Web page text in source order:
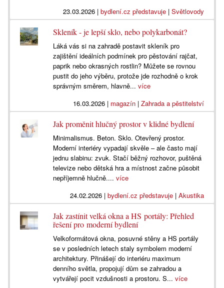
23.03.2026| bydlení.cz představuje| Světlovody
Skleník - je lepší sklo, nebo polykarbonát?
Láká vás si na zahradě postavit skleník pro
zajištění ideálních podmínek pro pěstování rajčat,
paprik nebo okrasných rostlin? Můžete se rovnou
pustit do jeho výběru, protože jde rozhodně o krok
správným směrem, hlavně...více
16.03.2026| magazín| Zahrada a pěstitelství
Jak proměnit hlučný prostor v klidné bydlení
Minimalismus. Beton. Sklo. Otevřený prostor.
Moderní interiéry vypadají skvěle – ale často mají
jednu slabinu: zvuk. Stačí běžný rozhovor, puštěná
televize nebo dětská hra a místnost začne působit
nepříjemně hlučně....více
24.02.2026| bydlení.cz představuje| Akustika
Jak zastínit velká okna a HS portály: Přehled
řešení pro moderní bydlení
Velkoformátová okna, posuvné stěny a HS portály
se v posledních letech staly symbolem moderní
architektury. Přinášejí do interiéru maximum
denního světla, propojují dům se zahradou a
vytvářejí pocit vzdušnosti a prostoru. S...více